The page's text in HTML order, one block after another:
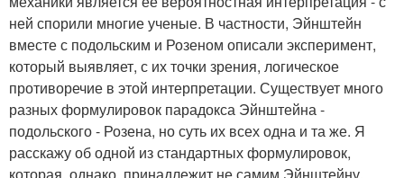
ней спорили многие ученые. В частности, Эйнштейн
вместе с подольским и Розеном описали эксперимент,
который выявляет, с их точки зрения, логическое
противоречие в этой интерпретации. Существует много
разных формулировок парадокса Эйнштейна -
подольского - Розена, но суть их всех одна и та же. Я
расскажу об одной из стандартных формулировок,
которая, однако, принадлежит не самим Эйнштейну,